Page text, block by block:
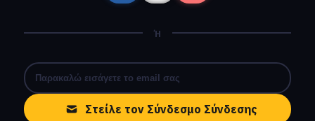
Ή
Στείλε τον Σύνδεσμο Σύνδεσης